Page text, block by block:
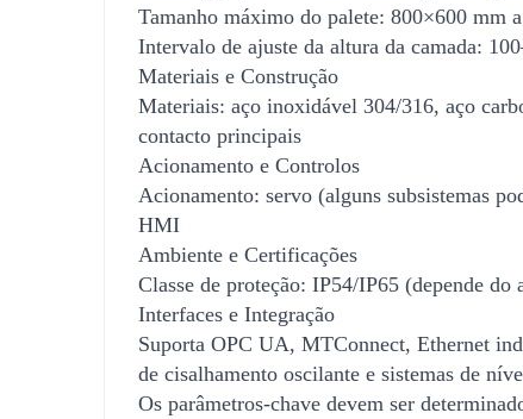
Tamanho máximo do palete: 800×600 mm
Intervalo de ajuste da altura da camada:
Materiais e Construção
Materiais: aço inoxidável 304/316, aço
contacto principais
Acionamento e Controlos
Acionamento: servo (alguns subsistemas
HMI
Ambiente e Certificações
Classe de proteção: IP54/IP65 (depende
Interfaces e Integração
Suporta OPC UA, MTConnect, Ethernet
de cisalhamento oscilante e sistemas de
Os parâmetros-chave devem ser